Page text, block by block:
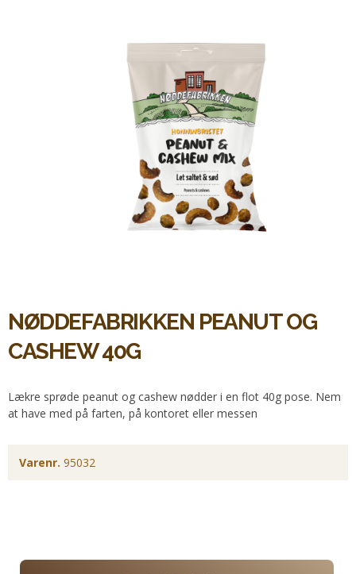
NØDDEFABRIKKEN PEANUT OG
CASHEW 40G
Lækre sprøde peanut og cashew nødder i en flot 40g pose. Nem
at have med på farten, på kontoret eller messen
Varenr. 95032